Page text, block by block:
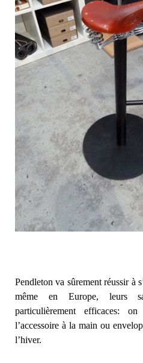
Pendleton va sûrement réussir à
même en Europe, leurs
particulièrement efficaces:
l’accessoire à la main ou
l’hiver.